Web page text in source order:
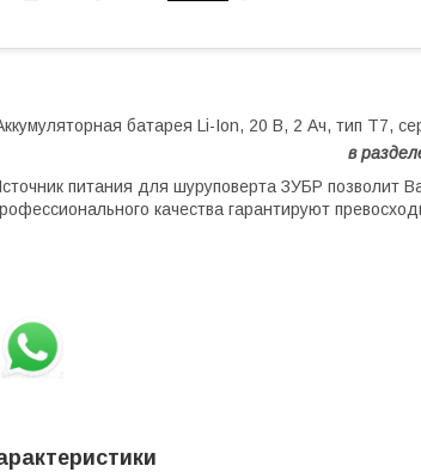
батарея Li-Ion, 20 В, 2 Ач, тип
в
питания для шуруповерта ЗУБР позволит
качества гарантируют